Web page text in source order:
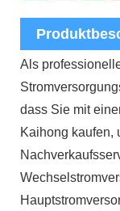
Als
dass Sie mit
Kaihong kaufen,